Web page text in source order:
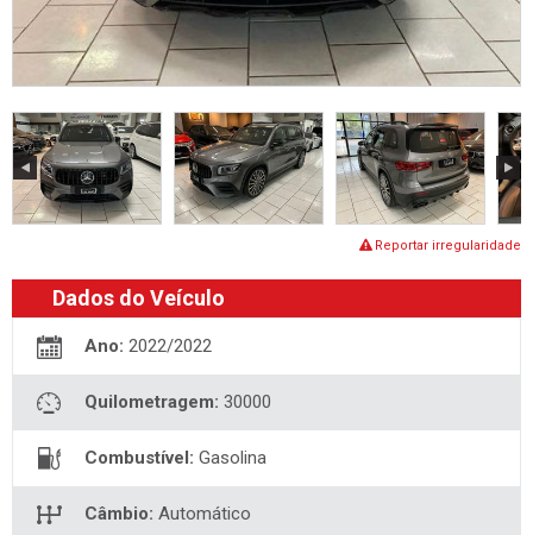
Reportar irregularidade
Dados do Veículo
Ano: 2022/2022
Quilometragem: 30000
Combustível: Gasolina
Câmbio: Automático